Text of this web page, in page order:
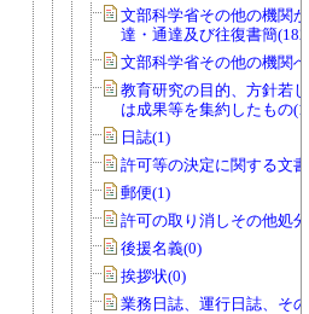
文部科学省その他の機関か
達・通達及び往復書簡(182)
文部科学省その他の機関へ
教育研究の目的、方針若し
は成果等を集約したもの
日誌(1)
許可等の決定に関する文書
郵便(1)
許可の取り消しその他処分
後援名義(0)
挨拶状(0)
業務日誌、運行日誌、その